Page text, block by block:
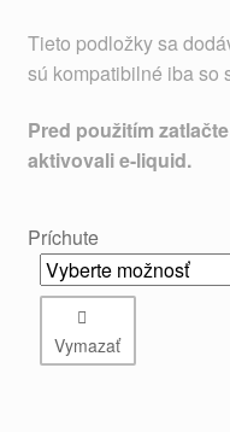
Tieto podložky sa
sú kompatibilné iba so
Pred použitím
aktivovali e-liquid.
Príchute
Vymazať